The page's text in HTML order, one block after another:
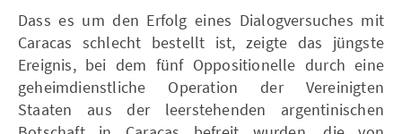
Dass es um den Erfolg eines Dialogversuches mit
Caracas schlecht bestellt ist, zeigte das jüngste
Ereignis, bei dem fünf Oppositionelle durch eine
geheimdienstliche Operation der Vereinigten
Staaten aus der leerstehenden argentinischen